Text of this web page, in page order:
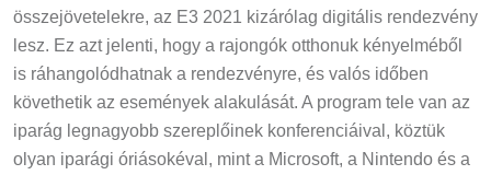
összejövetelekre, az E3 2021 kizárólag digitális rendezvény
lesz. Ez azt jelenti, hogy a rajongók otthonuk kényelméből
is ráhangolódhatnak a rendezvényre, és valós időben
követhetik az események alakulását. A program tele van az
iparág legnagyobb szereplőinek konferenciáival, köztük
olyan iparági óriásokéval, mint a Microsoft, a Nintendo és a